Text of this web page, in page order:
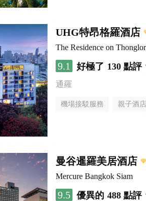
UHG特昂格羅酒店
The Residence on
9.1 好極了 130 點評
通羅
機場接駁服務 親子酒店
曼谷暹羅美居酒店
Mercure Bangkok Siam
9.5 優異的 488 點評